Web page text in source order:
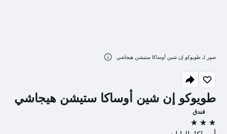
طويوكو إن شين أوساكا ستيشن هيجاشي
فندق
3 نجوم
صور لـ طويوكو إن شين أوساكا ستيشن هيجاشي